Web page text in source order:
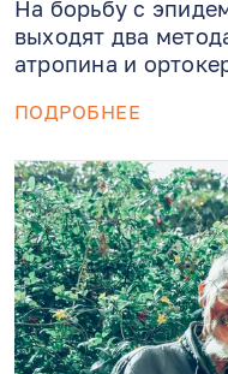
На борьбу с
выходят два
атропина и
газопроницаемых
детей с помощью
контактных линз
эффективно
отдельное
ПОДРОБНЕЕ